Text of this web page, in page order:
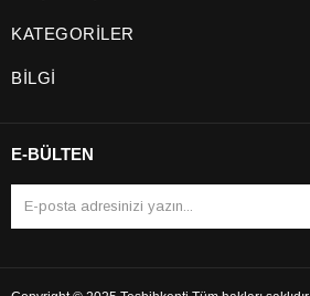
KATEGORİLER
BİLGİ
E-BÜLTEN